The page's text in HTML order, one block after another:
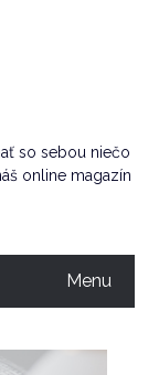
so sebou niečo
online magazín
Menu